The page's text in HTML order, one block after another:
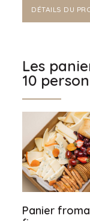
DÉTAILS DU
Les
10
Panier